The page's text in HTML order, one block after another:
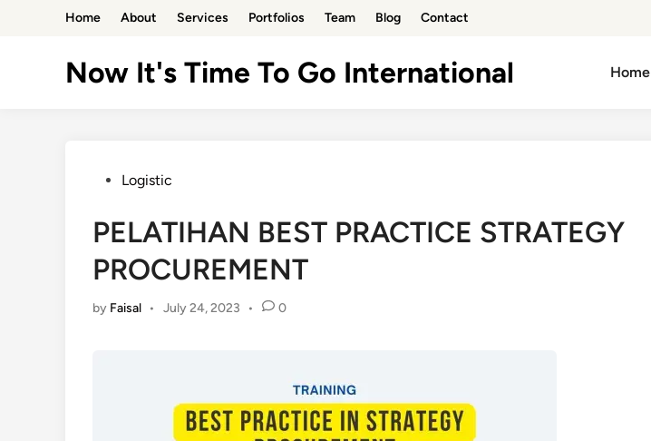
Home About Services Portfolios Team Blog Contact
Now It's Time To Go International Home
PostedLogistic
PELATIHAN BEST PRACTICE STRATEGY
PROCUREMENT
by Faisal • July 24, 2023 • 0